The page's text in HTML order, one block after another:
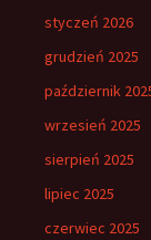
styczeń 2026
grudzień 2025
październik
wrzesień 2025
sierpień 2025
lipiec 2025
czerwiec 2025